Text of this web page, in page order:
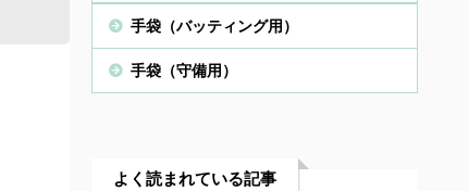
手袋（バッティング用）
手袋（守備用）
よく読まれている記事